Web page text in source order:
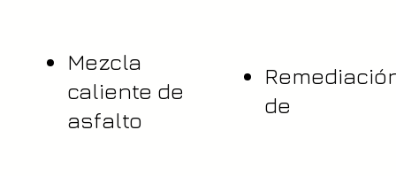
Mezcla
caliente de
asfalto
de